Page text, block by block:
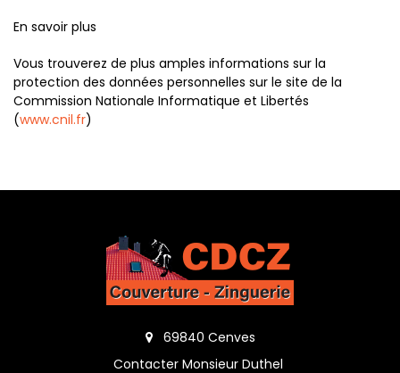
En savoir plus
Vous trouverez de plus amples informations sur la
protection des données personnelles sur le site de la
Commission Nationale Informatique et Libertés
(www.cnil.fr)
69840 Cenves
Contacter Monsieur Duthel